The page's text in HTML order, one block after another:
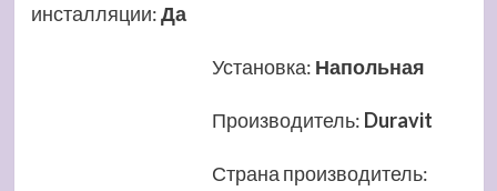
инсталляции:Да
Установка: Напольная
Производитель: Duravit
Страна производитель: